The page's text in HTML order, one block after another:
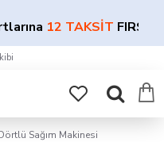
12 TAKSİTFIRSATI!
Sağım Makinesi